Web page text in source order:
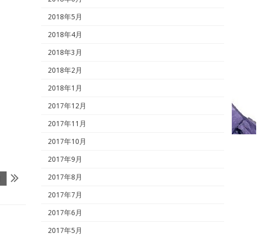
2018年5月
2018年4月
2018年3月
2018年2月
2018年1月
2017年12月
2017年11月
2017年10月
2017年9月
2017年8月
2017年7月
2017年6月
2017年5月